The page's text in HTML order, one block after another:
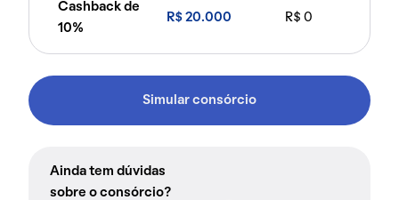
Cashback de
10%
R$ 20.000 R$ 0
Simular consórcio
Ainda tem dúvidas
sobre o consórcio?